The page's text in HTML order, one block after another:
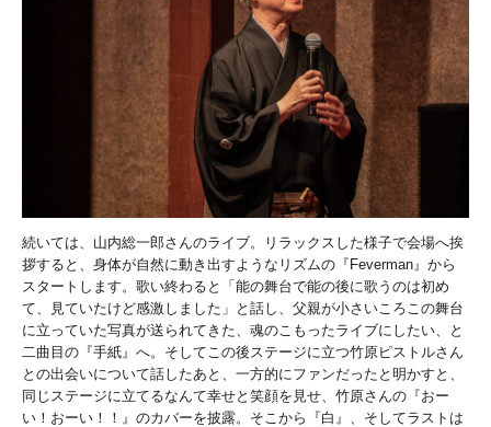
続いては、山内総一郎さんのライブ。リラックスした様子で会場へ挨
拶すると、身体が自然に動き出すようなリズムの『Feverman』から
スタートします。歌い終わると「能の舞台で能の後に歌うのは初め
て、見ていたけど感激しました」と話し、父親が小さいころこの舞台
に立っていた写真が送られてきた、魂のこもったライブにしたい、と
二曲目の『手紙』へ。そしてこの後ステージに立つ竹原ピストルさん
との出会いについて話したあと、一方的にファンだったと明かすと、
同じステージに立てるなんて幸せと笑顔を見せ、竹原さんの『おー
い！おーい！！』のカバーを披露。そこから『白』、そしてラストは